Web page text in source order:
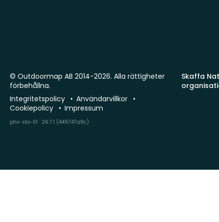
Skaffa
© Outdoormap AB 2014-2026. Alla rättigheter
förbehållna.
Integritetspolicy
Användarvillkor
Cookiepolicy
Impressum
phx-sto-01 · 26.7.1 (449747a8c)